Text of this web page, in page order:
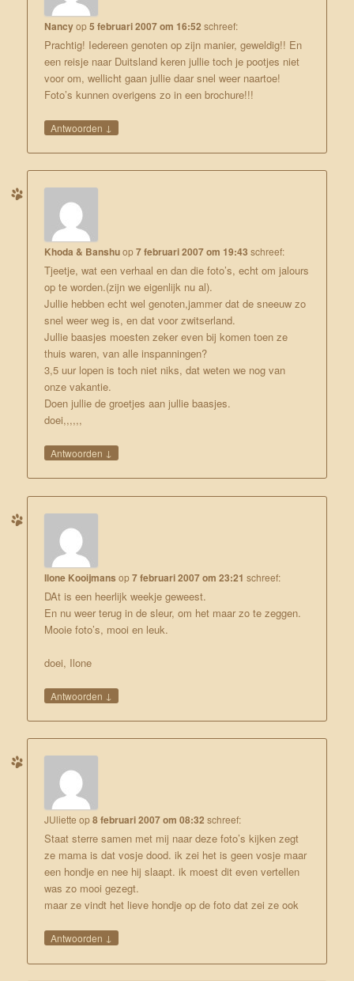
Nancyop5 februari 2007 om 16:52 schreef:
Prachtig! Iedereen genoten op zijn manier, geweldig!! En
een reisje naar Duitsland keren jullie toch je pootjes niet
voor om, wellicht gaan jullie daar snel weer naartoe!
Foto’s kunnen overigens zo in een brochure!!!
Antwoorden ↓
Khoda & Banshuop7 februari 2007 om 19:43 schreef:
Tjeetje, wat een verhaal en dan die foto’s, echt om jalours
op te worden.(zijn we eigenlijk nu al).
Jullie hebben echt wel genoten,jammer dat de sneeuw zo
snel weer weg is, en dat voor zwitserland.
Jullie baasjes moesten zeker even bij komen toen ze
thuis waren, van alle inspanningen?
3,5 uur lopen is toch niet niks, dat weten we nog van
onze vakantie.
Doen jullie de groetjes aan jullie baasjes.
doei,,,,,,
Antwoorden ↓
Ilone Kooijmans op7 februari 2007 om 23:21 schreef:
DAt is een heerlijk weekje geweest.
En nu weer terug in de sleur, om het maar zo te zeggen.
Mooie foto’s, mooi en leuk.
doei, Ilone
Antwoorden ↓
JUliette op8 februari 2007 om 08:32 schreef:
Staat sterre samen met mij naar deze foto’s kijken zegt
ze mama is dat vosje dood. ik zei het is geen vosje maar
een hondje en nee hij slaapt. ik moest dit even vertellen
was zo mooi gezegt.
maar ze vindt het lieve hondje op de foto dat zei ze ook
Antwoorden ↓